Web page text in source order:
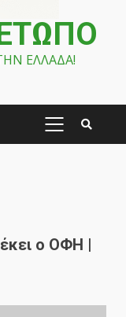
ΕΛΛΑΔΑ!
PRIMARY
ο ΟΦΗ |